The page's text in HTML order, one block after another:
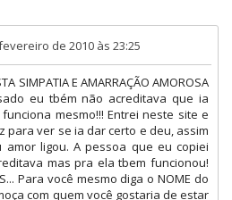
de 2010 às 23:25
SIMPATIA E AMARRAÇÃO AMOROSA
eu tbém não acreditava que ia
mesmo!!! Entrei neste site e
para ver se ia dar certo e deu, assim
amor ligou. A pessoa que eu copiei
mas pra ela tbem funcionou!
Para você mesmo diga o NOME do
com quem você gostaria de estar